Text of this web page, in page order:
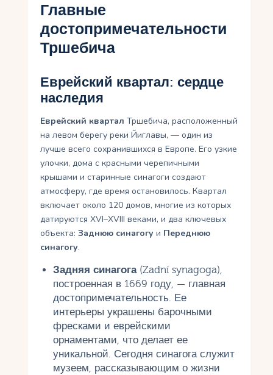
Главные
достопримечательности
Тршебича
Еврейский квартал: сердце
наследия
Еврейский квартал Тршебича, расположенный
на левом берегу реки Йиглавы, — один из
лучше всего сохранившихся в Европе. Его узкие
улочки, дома с красными черепичными
крышами и старинные синагоги создают
атмосферу, где время остановилось. Квартал
включает около 120 домов, многие из которых
датируются XVI–XVIII веками, и два ключевых
объекта:Заднюю синагогу и Переднюю
синагогу.
Задняя синагога(Zadní synagoga),
построенная в 1669 году, — главная
достопримечательность. Ее
интерьеры украшены барочными
фресками и еврейскими
орнаментами, что делает ее
уникальной. Сегодня синагога служит
музеем, рассказывающим о жизни